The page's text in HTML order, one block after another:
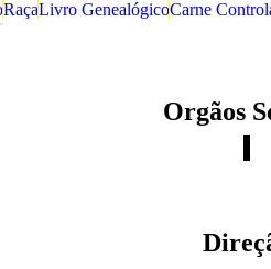
RaçaLivro GenealógicoCarne
Orgãos